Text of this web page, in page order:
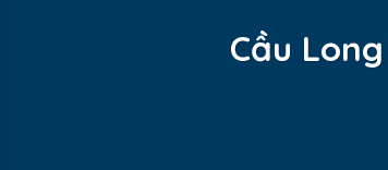
Cầu